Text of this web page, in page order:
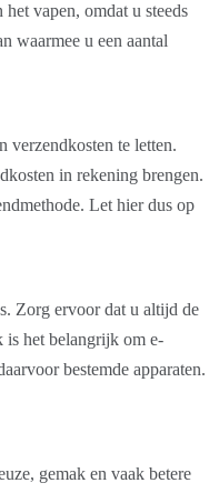
vapen, omdat u steeds
waarmee u een aantal
verzendkosten te letten.
in rekening brengen.
Let hier dus op
Zorg ervoor dat u altijd de
is het belangrijk om e-
bestemde apparaten.
gemak en vaak betere